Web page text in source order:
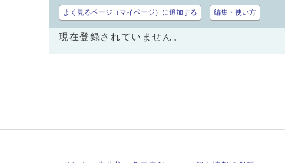
よく見るページ（マイページ）に追加する 編集・使い方
現在登録されていません。